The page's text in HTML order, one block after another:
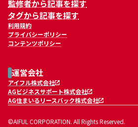
監修者から記事を探す
タグから記事を探す
利用規約
プライバシーポリシー
コンテンツポリシー
運営会社
アイフル株式会社
AGビジネスサポート株式会社
AG住まいるリースバック株式会社
©AIFUL CORPORATION. All Rights Reserved.